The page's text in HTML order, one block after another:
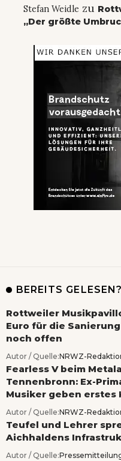
Stefan Weidle zu
„Der größte
BEREITS GELESEN?
Rottweiler
Euro für die
noch offen
Autor / Quelle:NRWZ-
Fearless V beim
Tennenbronn: Ex-
Musiker geben erstes
Autor / Quelle:NRWZ-
Teufel und Lehrer
Aichhaldens
Autor / Quelle: